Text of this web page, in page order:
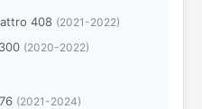
408 (2021-2022)
(2020-2022)
(2021-2024)